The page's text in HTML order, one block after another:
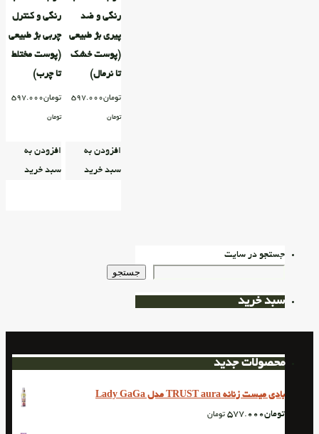
رنگی و ضد
پیری بژ طبیعی
(پوست خشک
تا نرمال)
تومان597.000
تومان
افزودن به
سبد خرید
رنگی و کنترل
چربی بژ طبیعی
(پوست مختلط
تا چرب)
تومان597.000
تومان
افزودن به
سبد خرید
جستجو در سایت
جستجو
سبد خرید
محصولات جدید
بادی میست زنانه TRUST aura مدل Lady GaGa
تومان577.000 تومان